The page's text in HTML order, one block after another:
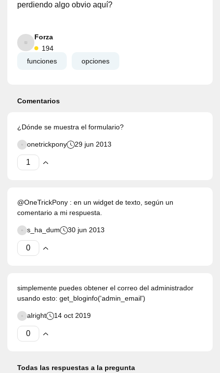
perdiendo algo obvio aquí?
Forza
194
funciones
opciones
Comentarios
¿Dónde se muestra el formulario?
onetrickpony 29 jun 2013
@OneTrickPony : en un widget de texto, según un
comentario a mi respuesta.
s_ha_dum 30 jun 2013
simplemente puedes obtener el correo del administrador
usando esto: get_bloginfo('admin_email')
alright 14 oct 2019
Todas las respuestas a la pregunta